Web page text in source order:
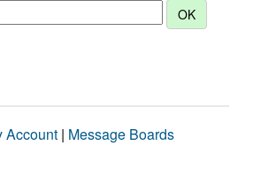
Account | Message Boards